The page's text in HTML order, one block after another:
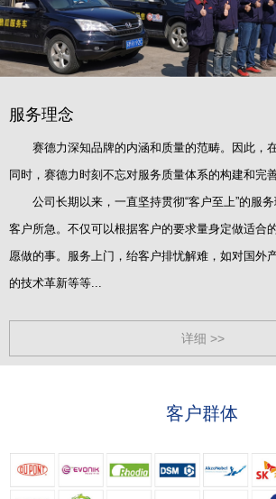
服务理念
赛德力深知品牌的内涵和质量的范畴。因此，
同时，赛德力时刻不忘对服务质量体系的构建和完善
公司长期以来，一直坚持贯彻“客户至上”的服务
客户所急。不仅可以根据客户的要求量身定做适合
愿做的事。服务上门，绐客户排忧解难，如对国外
的技术革新等等...
详细 >>
客户群体